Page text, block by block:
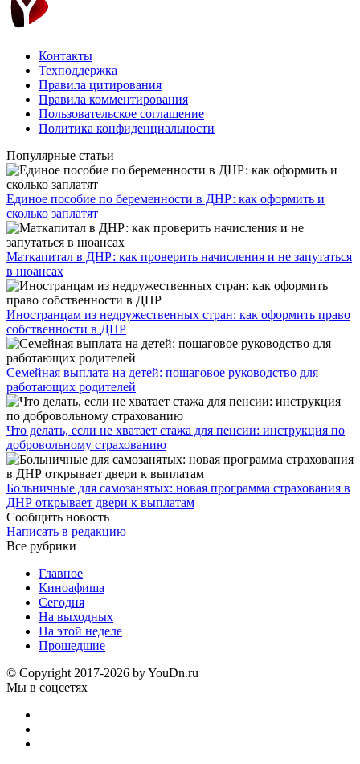
Контакты
Техподдержка
Правила цитирования
Правила комментирования
Пользовательское соглашение
Политика конфиденциальности
Популярные статьи
Единое пособие по беременности в ДНР: как оформить и
сколько заплатят
​Маткапитал в ДНР: как проверить начисления и не запутаться
в нюансах
Иностранцам из недружественных стран: как оформить право
собственности в ДНР
Семейная выплата на детей: пошаговое руководство для
работающих родителей
Что делать, если не хватает стажа для пенсии: инструкция по
добровольному страхованию
Больничные для самозанятых: новая программа страхования в
ДНР открывает двери к выплатам
Сообщить новость
Написать в редакцию
Все рубрики
Главное
Киноафиша
Сегодня
На выходных
На этой неделе
Прошедшие
© Copyright 2017-2026 by YouDn.ru
Мы в соцсетях